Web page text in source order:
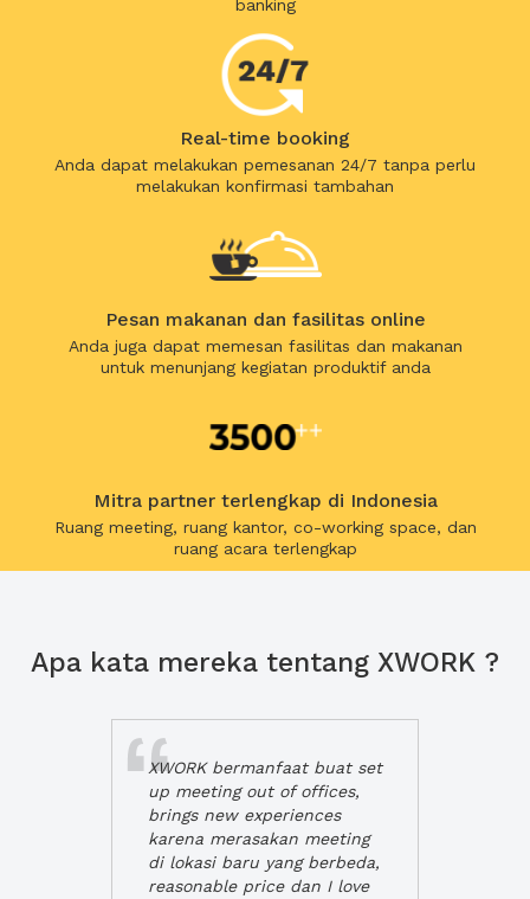
banking
Real-time booking
Anda dapat melakukan pemesanan 24/7 tanpa perlu
melakukan konfirmasi tambahan
Pesan makanan dan fasilitas online
Anda juga dapat memesan fasilitas dan makanan
untuk menunjang kegiatan produktif anda
Mitra partner terlengkap di Indonesia
Ruang meeting, ruang kantor, co-working space, dan
ruang acara terlengkap
Apa kata mereka tentang XWORK ?
XWORK bermanfaat buat set
up meeting out of offices,
brings new experiences
karena merasakan meeting
di lokasi baru yang berbeda,
reasonable price dan I love